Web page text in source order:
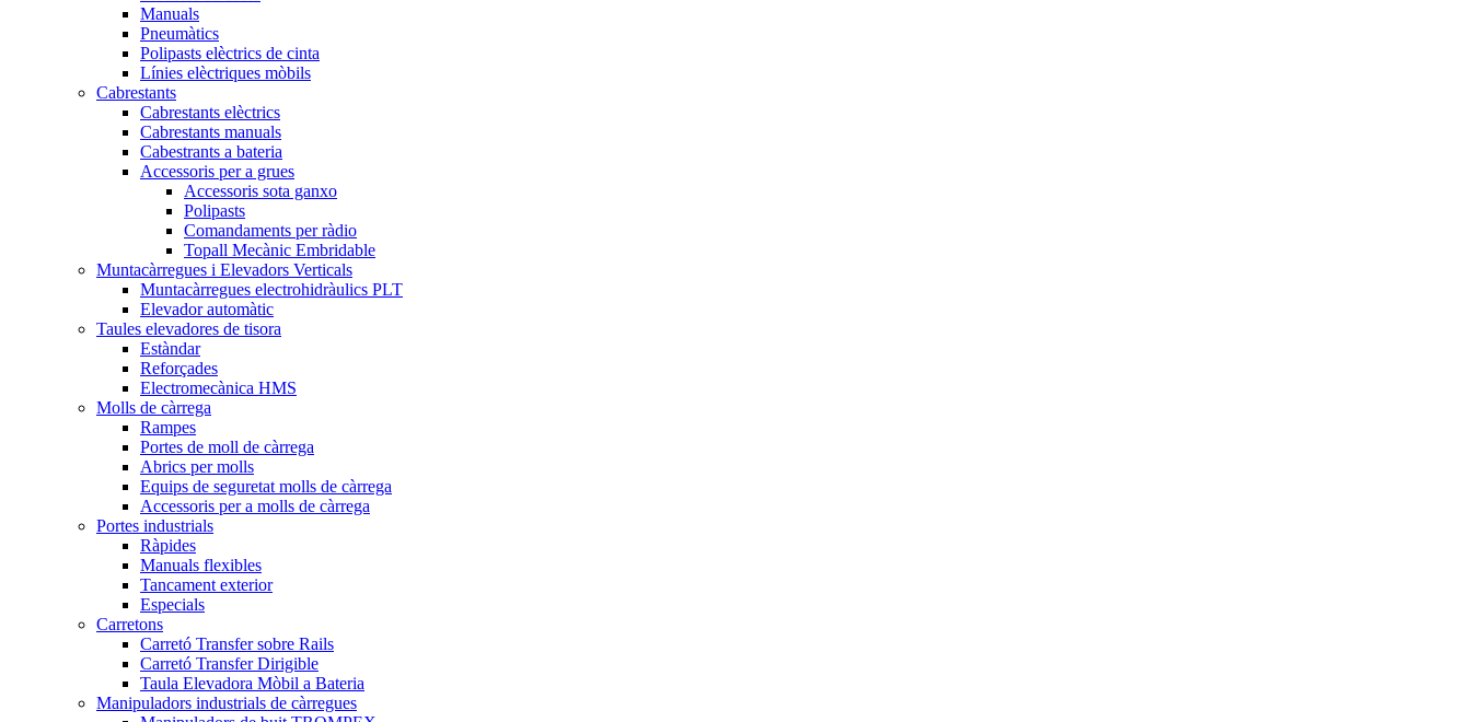
Manuals
Pneumàtics
Polipasts elèctrics de cinta
Línies elèctriques mòbils
Cabrestants
Cabrestants elèctrics
Cabrestants manuals
Cabestrants a bateria
Accessoris per a grues
Accessoris sota ganxo
Polipasts
Comandaments per ràdio
Topall Mecànic Embridable
Muntacàrregues i Elevadors Verticals
Muntacàrregues electrohidràulics PLT
Elevador automàtic
Taules elevadores de tisora
Estàndar
Reforçades
Electromecànica HMS
Molls de càrrega
Rampes
Portes de moll de càrrega
Abrics per molls
Equips de seguretat molls de càrrega
Accessoris per a molls de càrrega
Portes industrials
Ràpides
Manuals flexibles
Tancament exterior
Especials
Carretons
Carretó Transfer sobre Rails
Carretó Transfer Dirigible
Taula Elevadora Mòbil a Bateria
Manipuladors industrials de càrregues